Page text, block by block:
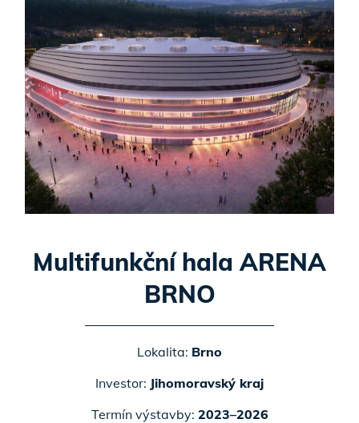
Multifunkční hala ARENA
BRNO
Lokalita: Brno
Investor: Jihomoravský kraj
Termín výstavby: 2023–2026